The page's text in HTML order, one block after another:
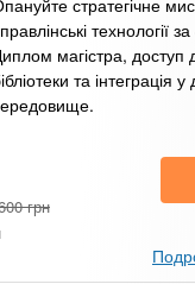
стратегічне
технології
магістра, доступ
та інтеграція у
грн